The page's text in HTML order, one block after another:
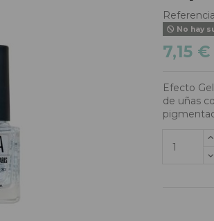
Referencia
No hay
7,15 €
Efecto
de uñas